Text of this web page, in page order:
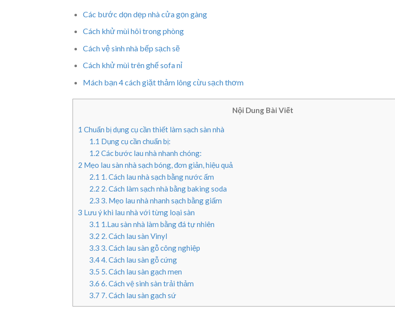
Các bước dọn dẹp nhà cửa gọn gàng
Cách khử mùi hôi trong phòng
Cách vệ sinh nhà bếp sạch sẽ
Cách khử mùi trên ghế sofa nỉ
Mách bạn 4 cách giặt thảm lông cừu sạch thơm
Nội Dung Bài Viết
1 Chuẩn bị dụng cụ cần thiết làm sạch sàn nhà
1.1 Dụng cụ cần chuẩn bị:
1.2 Các bước lau nhà nhanh chóng:
2 Mẹo lau sàn nhà sạch bóng, đơn giản, hiệu quả
2.1 1. Cách lau nhà sạch bằng nước ấm
2.2 2. Cách làm sạch nhà bằng baking soda
2.3 3. Mẹo lau nhà nhanh sạch bằng giấm
3 Lưu ý khi lau nhà với từng loại sàn
3.1 1.Lau sàn nhà làm bằng đá tự nhiên
3.2 2. Cách lau sàn Vinyl
3.3 3. Cách lau sàn gỗ công nghiệp
3.44. Cách lau sàn gỗ cứng
3.5 5. Cách lau sàn gạch men
3.6 6. Cách vệ sinh sàn trải thảm
3.7 7. Cách lau sàn gạch sứ